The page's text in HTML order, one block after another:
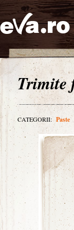
Trimite
CATEGORII: Paste